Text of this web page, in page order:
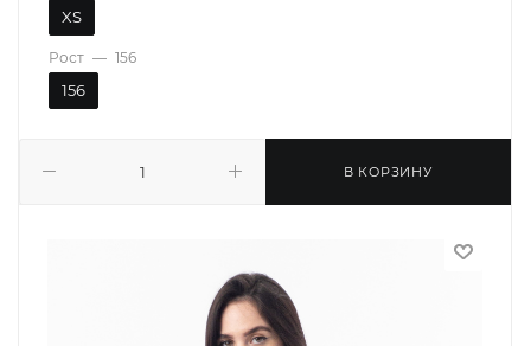
В КОРЗИНУ
XS
Рост — 156
156